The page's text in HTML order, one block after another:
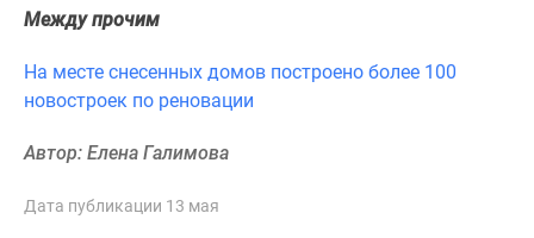
Медиа
Новости
Мнение
Аналитика
Между прочим
На месте снесенных домов построено более 100
новостроек по реновации
Автор: Елена Галимова
Дата публикации 13 мая